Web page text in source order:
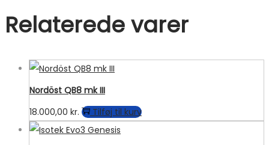
Relaterede varer
Nordöst QB8 mk III
18.000,00 kr. Tilføj til kurv